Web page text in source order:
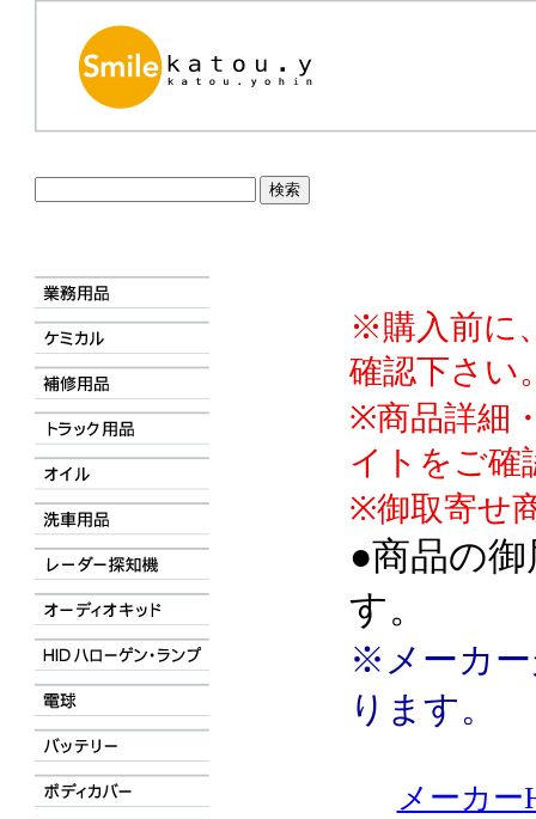
※購入前に
確認下さい
※商品詳細
イトをご確
※御取寄せ
●商品の
す。
※メーカー
ります。
メーカー